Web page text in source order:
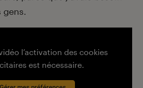
gens.
l’activation des cookies
est nécessaire.